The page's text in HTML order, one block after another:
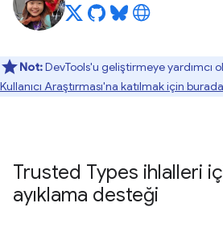
Not:DevTools'u geliştirmeye yardımcı
Kullanıcı Araştırması'na katılmak için
Trusted Types ihlalleri
ayıklama desteği